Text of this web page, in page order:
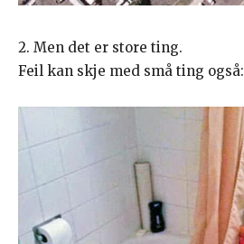
2. Men det er store ting.
Feil kan skje med små ting også: